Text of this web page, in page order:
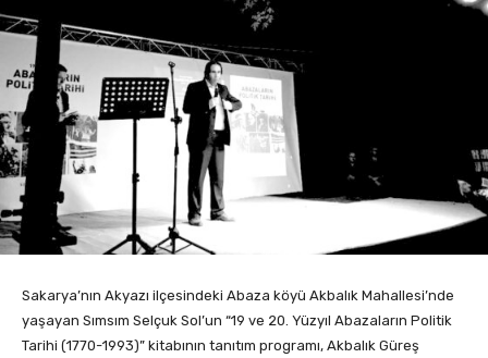
Sakarya’nın Akyazı ilçesindeki Abaza köyü Akbalık Mahallesi’nde
yaşayan Sımsım Selçuk Sol’un “19 ve 20. Yüzyıl Abazaların Politik
Tarihi (1770-1993)” kitabının tanıtım programı, Akbalık Güreş